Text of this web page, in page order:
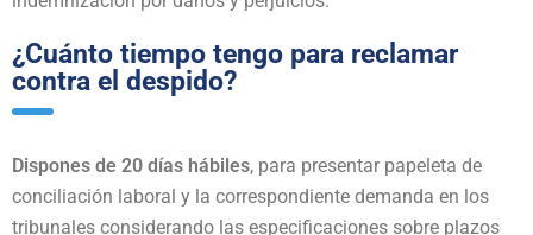
¿Cuánto tiempo tengo para reclamar
contra el despido?
Dispones de 20 días hábiles, para presentar papeleta de
conciliación laboral y la correspondiente demanda en los
tribunales considerando las especificaciones sobre plazos